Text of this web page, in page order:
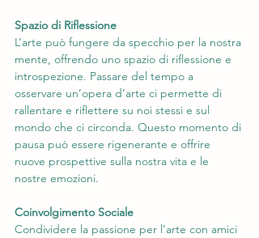
Spazio di Riflessione
L’arte può fungere da specchio per la nostra
mente, offrendo uno spazio di riflessione e
introspezione. Passare del tempo a
osservare un’opera d’arte ci permette di
rallentare e riflettere su noi stessi e sul
mondo che ci circonda. Questo momento di
pausa può essere rigenerante e offrire
nuove prospettive sulla nostra vita e le
nostre emozioni.
Coinvolgimento Sociale
Condividere la passione per l’arte con amici